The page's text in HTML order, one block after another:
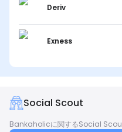
Deriv
Exness
Social Scout
Bankaholicに関するSocial